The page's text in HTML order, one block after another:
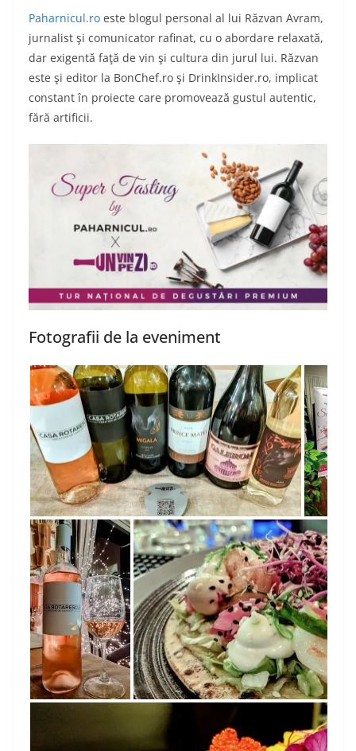
Paharnicul.ro este blogul personal al lui Răzvan Avram,
jurnalist şi comunicator rafinat, cu o abordare relaxată,
dar exigentă faţă de vin şi cultura din jurul lui. Răzvan
este şi editor la BonChef.ro şi DrinkInsider.ro, implicat
constant în proiecte care promovează gustul autentic,
fără artificii.
Fotografii de la eveniment